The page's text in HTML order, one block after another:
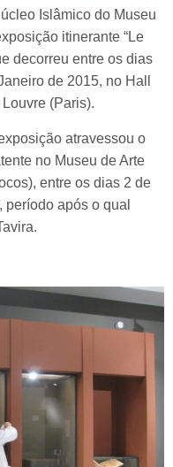
Islâmico do Museu
itinerante “Le
decorreu entre os dias
de 2015, no Hall
(Paris).
atravessou o
no Museu de Arte
entre os dias 2 de
período após o qual